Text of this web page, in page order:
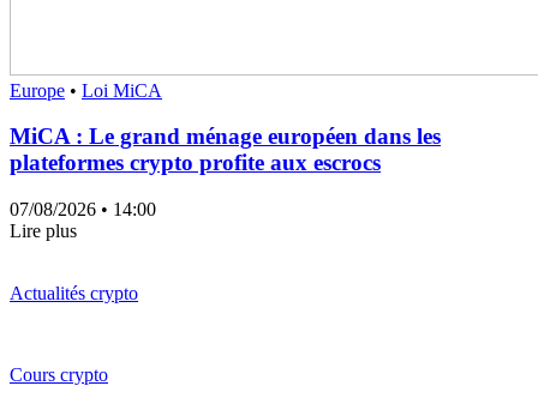
Europe • Loi MiCA
MiCA : Le grand ménage européen dans les
plateformes crypto profite aux escrocs
07/08/2026 • 14:00
Lire plus
Actualités crypto
Cours crypto